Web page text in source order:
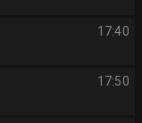
17:40
17:50